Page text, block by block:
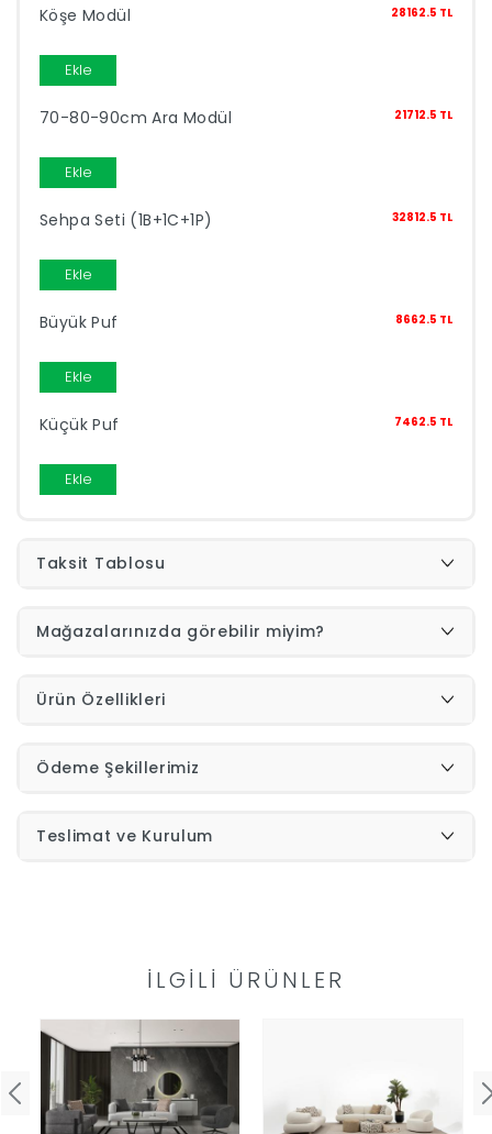
Takibi
Üye
Köşe Modül 28162.5 TL
Ekle
70-80-90cm Ara Modül 21712.5 TL
Ekle
Sehpa Seti (1B+1C+1P) 32812.5 TL
Ekle
Büyük Puf 8662.5 TL
Ekle
Küçük Puf 7462.5 TL
Ekle
Taksit Tablosu
Mağazalarınızda görebilir miyim?
Ürün Özellikleri
Ödeme Şekillerimiz
Teslimat ve Kurulum
İLGILI ÜRÜNLER